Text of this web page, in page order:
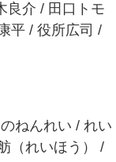
良介 / 田口トモ
平 / 役所広司 /
ねんれい / れい
（れいほう） /